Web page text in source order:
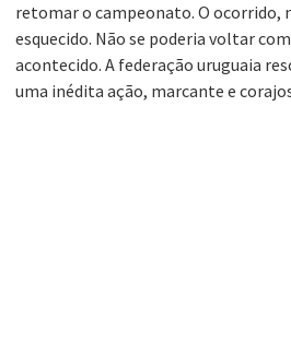
retomar o campeonato. O ocorrido,
esquecido. Não se poderia voltar
acontecido. A federação uruguaia
uma inédita ação, marcante e